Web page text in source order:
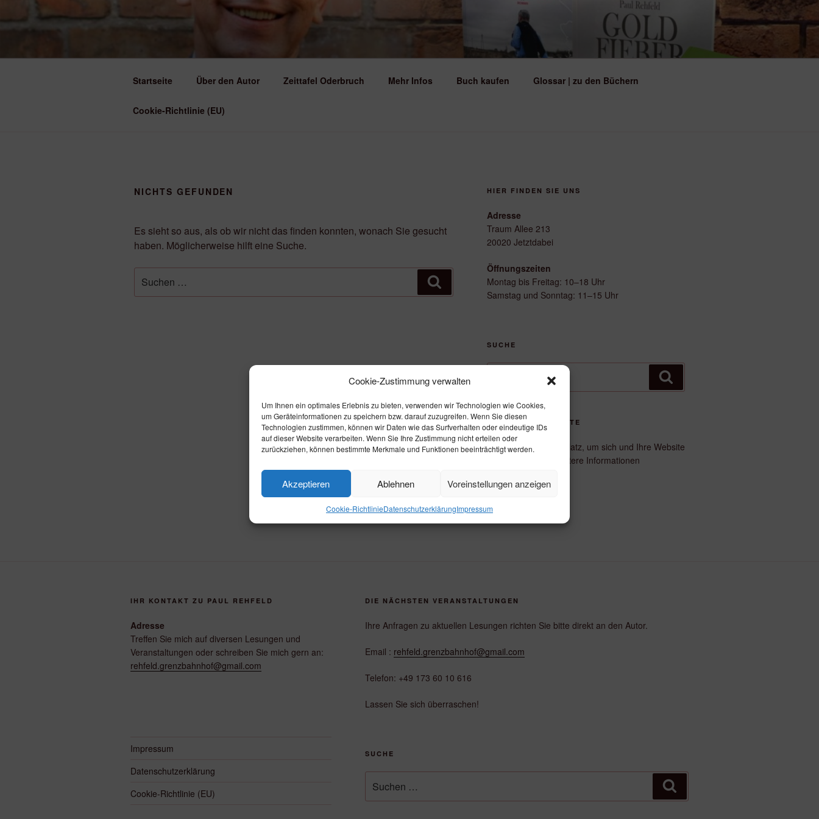
Cookie-Zustimmung verwalten
Um Ihnen ein optimales Erlebnis zu bieten, verwenden wir Technologien wie Cookies,
um Geräteinformationen zu speichern bzw. darauf zuzugreifen. Wenn Sie diesen
Technologien zustimmen, können wir Daten wie das Surfverhalten oder eindeutige IDs
auf dieser Website verarbeiten. Wenn Sie Ihre Zustimmung nicht erteilen oder
zurückziehen, können bestimmte Merkmale und Funktionen beeinträchtigt werden.
Akzeptieren Ablehnen Voreinstellungen anzeigen
Cookie-RichtlinieDatenschutzerklärungImpressum
Inhalt
Startseite Über den Autor Zeittafel Oderbruch Mehr Infos Buch kaufen Glossar | zu den Büchern
Cookie-Richtlinie (EU)
NICHTS GEFUNDEN
Es sieht so aus, als ob wir nicht das finden konnten, wonach Sie gesucht
haben. Möglicherweise hilft eine Suche.
nach:
HIER FINDEN SIE UNS
Adresse
Traum Allee 213
20020 Jetztdabei
Öffnungszeiten
Montag bis Freitag: 10–18 Uhr
Samstag und Sonntag: 11–15 Uhr
SUCHE
Suche
ÜBER DIESE WEBSITE
Hier wäre ein guter Platz, um sich und Ihre Website
vorzustellen oder weitere Informationen
IHR KONTAKT ZU PAUL REHFELD
Adresse
Treffen Sie mich auf diversen Lesungen und
Veranstaltungen oder schreiben Sie mich gern an:
rehfeld.grenzbahnhof@gmail.com
Impressum
Datenschutzerklärung
Cookie-Richtlinie (EU)
DIE NÄCHSTEN VERANSTALTUNGEN
Ihre Anfragen zu aktuellen Lesungen richten Sie bitte direkt an den Autor.
Email : rehfeld.grenzbahnhof@gmail.com
Telefon: +49 173 60 10 616
Lassen Sie sich überraschen!
SUCHE
nach: